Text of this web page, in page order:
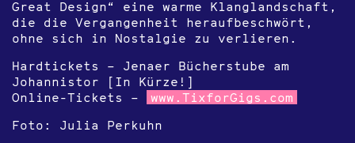
Great Design“ eine warme Klanglandschaft,
die die Vergangenheit heraufbeschwört,
ohne sich in Nostalgie zu verlieren.
Hardtickets – Jenaer Bücherstube am
Johannistor [In Kürze!]
Online-Tickets –
www.TixforGigs.com
Foto: Julia Perkuhn